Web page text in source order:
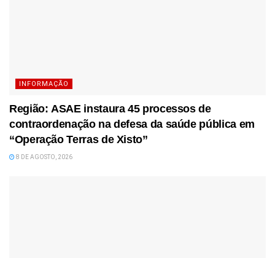
INFORMAÇÃO
Região: ASAE instaura 45 processos de
contraordenação na defesa da saúde pública em
“Operação Terras de Xisto”
8 DE AGOSTO, 2026